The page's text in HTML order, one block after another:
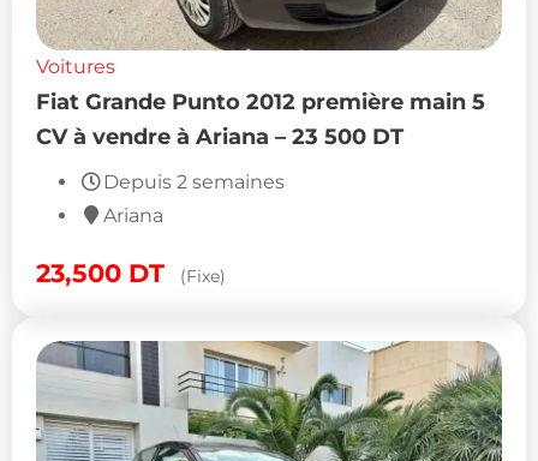
Voitures
Fiat Grande Punto 2012 première main 5
CV à vendre à Ariana – 23 500 DT
Depuis 2 semaines
Ariana
23,500 DT (Fixe)